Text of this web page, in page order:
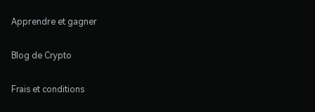
Apprendre et gagner
Blog de Crypto
Frais et conditions